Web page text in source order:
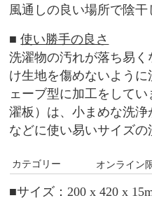
風通しの良い場所で陰干
■使い勝手の良さ
洗濯物の汚れが落ち易
け生地を傷めないよう
ェーブ型に加工をして
濯板）は、小まめな洗
などに使い易いサイズの
カテゴリー オンライン
■サイズ：200 x 420 x